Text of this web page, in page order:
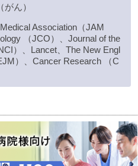
ん）
Association（JAM
（JCO）、Journal of the
）、Lancet、The New Engl
）、Cancer Research （C